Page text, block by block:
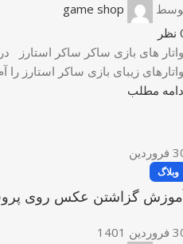
game shop
نظر
های بازی ساکر ساکر استارز
زیبای بازی ساکر استارز را
مطلب
فروردین
وبلاگ
گزاشتن عکس روی
1401